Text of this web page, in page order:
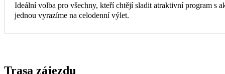
Ideální volba pro všechny, kteří chtějí sladit atraktivní program s
jednou vyrazíme na celodenní výlet.
Trasa zájezdu